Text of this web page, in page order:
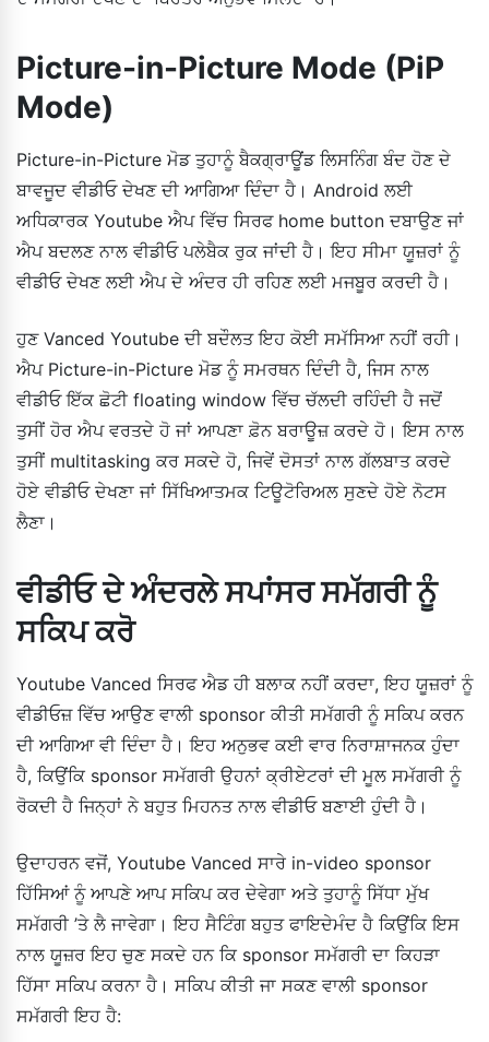
Picture-in-Picture Mode (PiP
Mode)
Picture-in-Picture ਮੋਡ ਤੁਹਾਨੂੰ ਬੈਕਗ੍ਰਾਊਂਡ ਲਿਸਨਿੰਗ ਬੰਦ ਹੋਣ ਦੇ
ਬਾਵਜੂਦ ਵੀਡੀਓ ਦੇਖਣ ਦੀ ਆਗਿਆ ਦਿੰਦਾ ਹੈ। Android ਲਈ
ਅਧਿਕਾਰਕ Youtube ਐਪ ਵਿੱਚ ਸਿਰਫ home button ਦਬਾਉਣ ਜਾਂ
ਐਪ ਬਦਲਣ ਨਾਲ ਵੀਡੀਓ ਪਲੇਬੈਕ ਰੁਕ ਜਾਂਦੀ ਹੈ। ਇਹ ਸੀਮਾ ਯੂਜ਼ਰਾਂ ਨੂੰ
ਵੀਡੀਓ ਦੇਖਣ ਲਈ ਐਪ ਦੇ ਅੰਦਰ ਹੀ ਰਹਿਣ ਲਈ ਮਜਬੂਰ ਕਰਦੀ ਹੈ।
ਹੁਣ Vanced Youtube ਦੀ ਬਦੌਲਤ ਇਹ ਕੋਈ ਸਮੱਸਿਆ ਨਹੀਂ ਰਹੀ।
ਐਪ Picture-in-Picture ਮੋਡ ਨੂੰ ਸਮਰਥਨ ਦਿੰਦੀ ਹੈ, ਜਿਸ ਨਾਲ
ਵੀਡੀਓ ਇੱਕ ਛੋਟੀ floating window ਵਿੱਚ ਚੱਲਦੀ ਰਹਿੰਦੀ ਹੈ ਜਦੋਂ
ਤੁਸੀਂ ਹੋਰ ਐਪ ਵਰਤਦੇ ਹੋ ਜਾਂ ਆਪਣਾ ਫ਼ੋਨ ਬਰਾਊਜ਼ ਕਰਦੇ ਹੋ। ਇਸ ਨਾਲ
ਤੁਸੀਂ multitasking ਕਰ ਸਕਦੇ ਹੋ, ਜਿਵੇਂ ਦੋਸਤਾਂ ਨਾਲ ਗੱਲਬਾਤ ਕਰਦੇ
ਹੋਏ ਵੀਡੀਓ ਦੇਖਣਾ ਜਾਂ ਸਿੱਖਿਆਤਮਕ ਟਿਊਟੋਰਿਅਲ ਸੁਣਦੇ ਹੋਏ ਨੋਟਸ
ਲੈਣਾ।
ਵੀਡੀਓ ਦੇ ਅੰਦਰਲੇ ਸਪਾਂਸਰ ਸਮੱਗਰੀ ਨੂੰ
ਸਕਿਪ ਕਰੋ
Youtube Vanced ਸਿਰਫ ਐਡ ਹੀ ਬਲਾਕ ਨਹੀਂ ਕਰਦਾ, ਇਹ ਯੂਜ਼ਰਾਂ ਨੂੰ
ਵੀਡੀਓਜ਼ ਵਿੱਚ ਆਉਣ ਵਾਲੀ sponsor ਕੀਤੀ ਸਮੱਗਰੀ ਨੂੰ ਸਕਿਪ ਕਰਨ
ਦੀ ਆਗਿਆ ਵੀ ਦਿੰਦਾ ਹੈ। ਇਹ ਅਨੁਭਵ ਕਈ ਵਾਰ ਨਿਰਾਸ਼ਾਜਨਕ ਹੁੰਦਾ
ਹੈ, ਕਿਉਂਕਿ sponsor ਸਮੱਗਰੀ ਉਹਨਾਂ ਕ੍ਰੀਏਟਰਾਂ ਦੀ ਮੂਲ ਸਮੱਗਰੀ ਨੂੰ
ਰੋਕਦੀ ਹੈ ਜਿਨ੍ਹਾਂ ਨੇ ਬਹੁਤ ਮਿਹਨਤ ਨਾਲ ਵੀਡੀਓ ਬਣਾਈ ਹੁੰਦੀ ਹੈ।
ਉਦਾਹਰਨ ਵਜੋਂ, Youtube Vanced ਸਾਰੇ in-video sponsor
ਹਿੱਸਿਆਂ ਨੂੰ ਆਪਣੇ ਆਪ ਸਕਿਪ ਕਰ ਦੇਵੇਗਾ ਅਤੇ ਤੁਹਾਨੂੰ ਸਿੱਧਾ ਮੁੱਖ
ਸਮੱਗਰੀ ’ਤੇ ਲੈ ਜਾਵੇਗਾ। ਇਹ ਸੈਟਿੰਗ ਬਹੁਤ ਫਾਇਦੇਮੰਦ ਹੈ ਕਿਉਂਕਿ ਇਸ
ਨਾਲ ਯੂਜ਼ਰ ਇਹ ਚੁਣ ਸਕਦੇ ਹਨ ਕਿ sponsor ਸਮੱਗਰੀ ਦਾ ਕਿਹੜਾ
ਹਿੱਸਾ ਸਕਿਪ ਕਰਨਾ ਹੈ। ਸਕਿਪ ਕੀਤੀ ਜਾ ਸਕਣ ਵਾਲੀ sponsor
ਸਮੱਗਰੀ ਇਹ ਹੈ: